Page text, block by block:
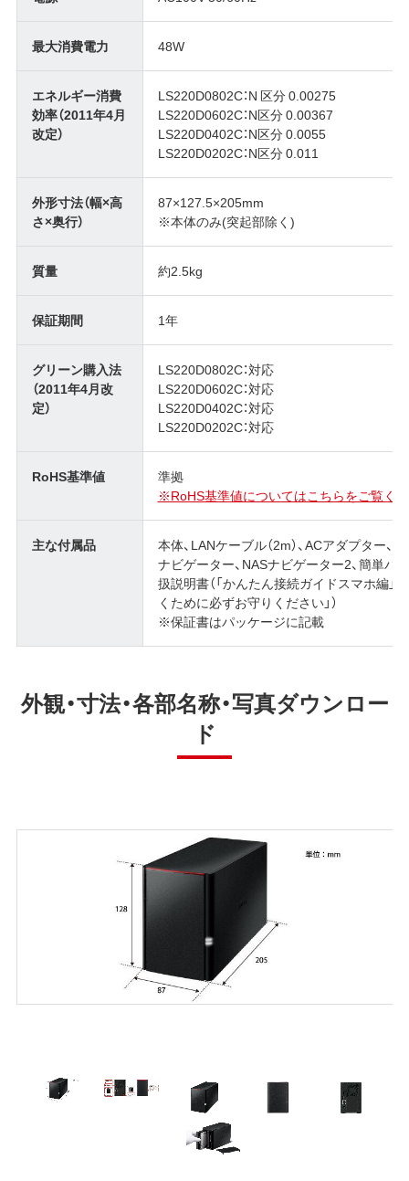
最大消費電力 48W
エネルギー消費
効率（2011年4月
改定）
LS220D0802C：N 区分 0.00275
LS220D0602C：N区分 0.00367
LS220D0402C：N区分 0.0055
LS220D0202C：N区分 0.011
外形寸法（幅×高
さ×奥行）
87×127.5×205mm
※本体のみ(突起部除く)
質量 約2.5kg
保証期間 1年
グリーン購入法
（2011年4月改
定）
LS220D0802C：対応
LS220D0602C：対応
LS220D0402C：対応
LS220D0202C：対応
RoHS基準値
準拠
※RoHS基準値についてはこちらをご覧く
主な付属品
本体、LANケーブル（2m）、ACアダプター
ナビゲーター、NASナビゲーター2、簡単バ
扱説明書（「かんたん接続ガイドスマホ編」
くために必ずお守りください」）
※保証書はパッケージに記載
外観・寸法・各部名称・写真ダウンロー
ド